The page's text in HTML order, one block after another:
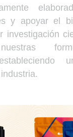
y apoyar el
investigación